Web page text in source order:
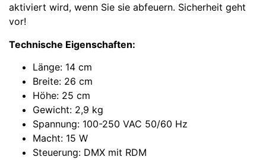
aktiviert wird, wenn Sie sie abfeuern. Sicherheit geht
vor!
Technische Eigenschaften:
Länge: 14 cm
Breite: 26 cm
Höhe: 25 cm
Gewicht: 2,9 kg
Spannung: 100-250 VAC 50/60 Hz
Macht: 15 W
Steuerung: DMX mit RDM